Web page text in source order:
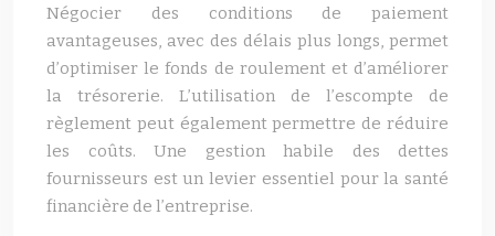
Négocier des conditions de paiement
avantageuses, avec des délais plus longs, permet
d’optimiser le fonds de roulement et d’améliorer
la trésorerie. L’utilisation de l’escompte de
règlement peut également permettre de réduire
les coûts. Une gestion habile des dettes
fournisseurs est un levier essentiel pour la santé
financière de l’entreprise.